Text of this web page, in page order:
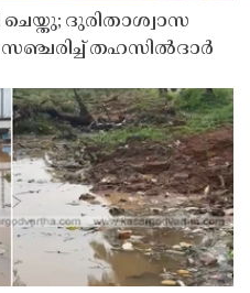
ദുരിതാശ്വാസ
സഞ്ചരിച്ച് തഹസിൽദാർ